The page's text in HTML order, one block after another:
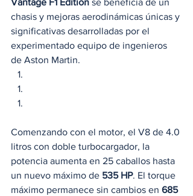
Vantage F1 Edition se beneficia de un
chasis y mejoras aerodinámicas únicas y
significativas desarrolladas por el
experimentado equipo de ingenieros
de Aston Martin.
Comenzando con el motor, el V8 de 4.0
litros con doble turbocargador, la
potencia aumenta en 25 caballos hasta
un nuevo máximo de 535 HP. El torque
máximo permanece sin cambios en 685